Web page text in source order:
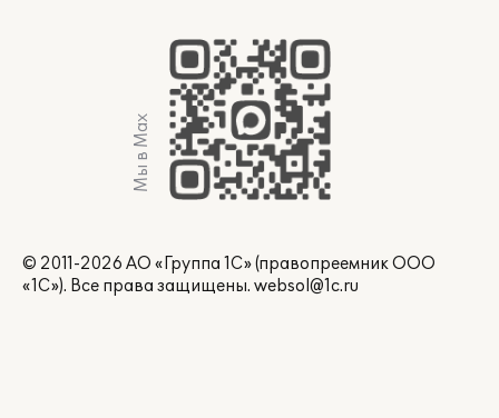
Мы в Max
© 2011-2026 АО «Группа 1С» (правопреемник ООО
«1С»). Все права защищены. websol@1c.ru